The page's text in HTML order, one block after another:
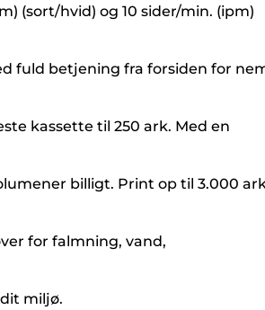
(sort/hvid) og 10 sider/min. (ipm)
fuld betjening fra forsiden for
kassette til 250 ark. Med en
billigt. Print op til 3.000
for falmning, vand,
miljø.